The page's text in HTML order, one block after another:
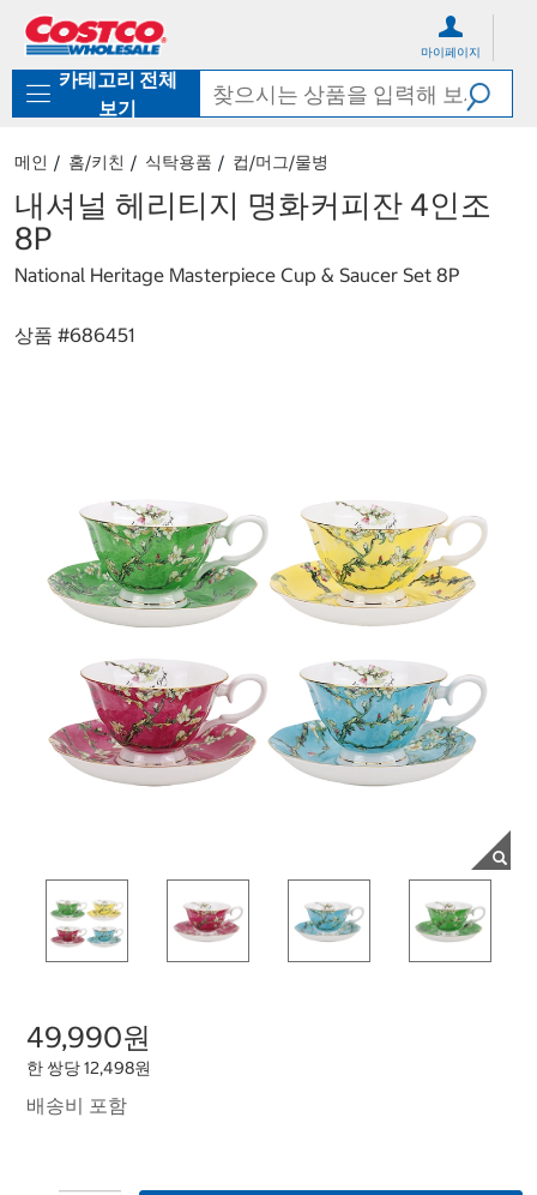
로
기
가
마이페이지
카테고리 전체
보기
메인 홈/키친 식탁용품 컵/머그/물병
내셔널 헤리티지 명화커피잔 4인조
8P
National Heritage Masterpiece Cup & Saucer Set 8P
상품 #686451
49,990원
한 쌍당 12,498원
배송비 포함